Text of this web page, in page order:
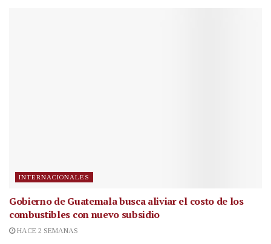
INTERNACIONALES
Gobierno de Guatemala busca aliviar el costo de los
combustibles con nuevo subsidio
HACE 2 SEMANAS